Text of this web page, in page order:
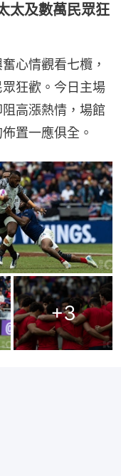
太及數萬民眾狂
心情觀看七欖，
狂歡。今日主場
高漲熱情，場館
置一應俱全。
+3